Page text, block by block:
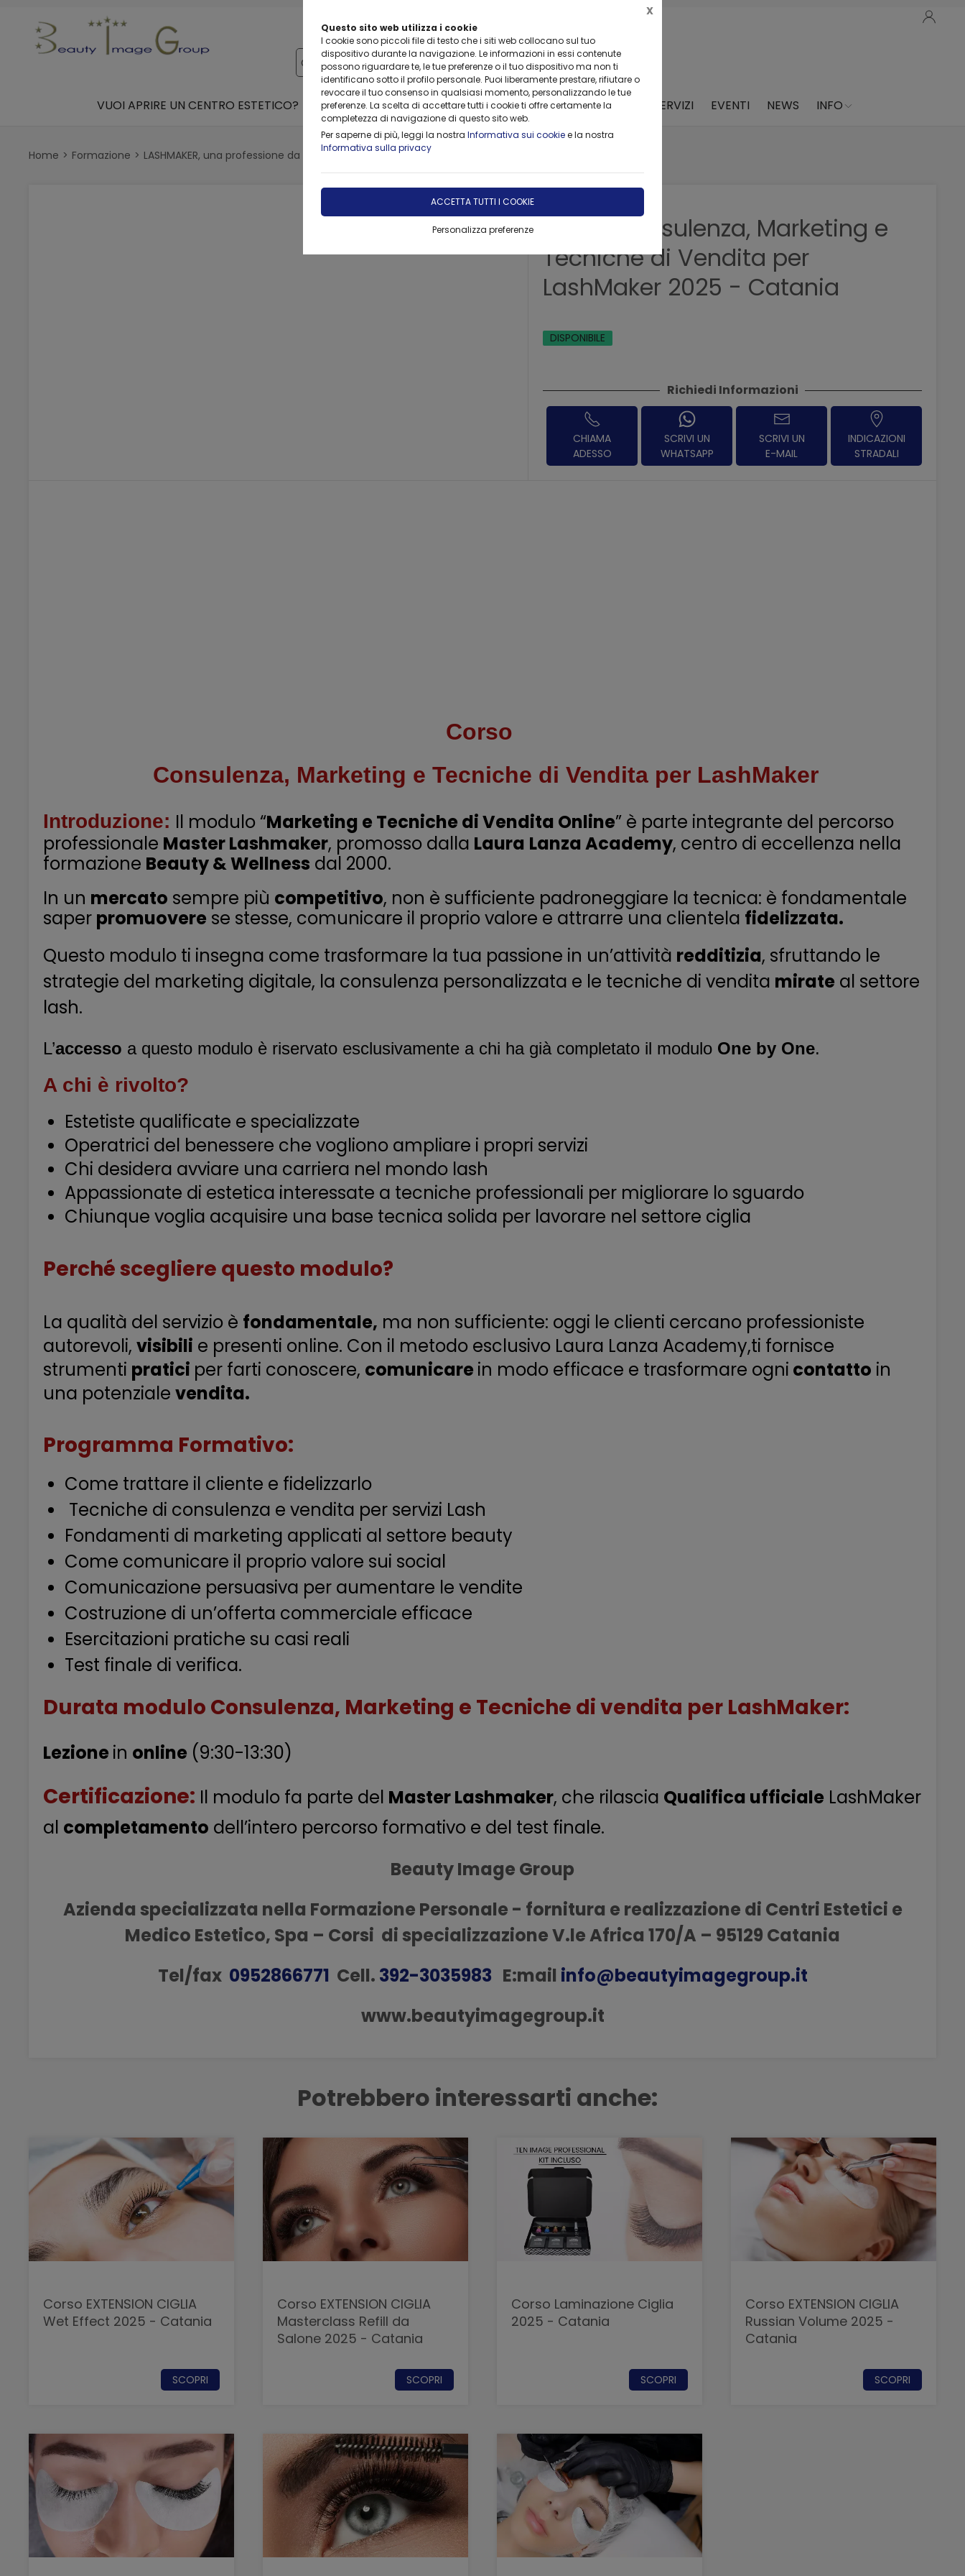
Questo sito web utilizza i cookie
I cookie sono piccoli file di testo che i siti web collocano sul tuo
dispositivo durante la navigazione. Le informazioni in essi contenute
possono riguardare te, le tue preferenze o il tuo dispositivo ma non ti
identificano sotto il profilo personale. Puoi liberamente prestare, rifiutare o
revocare il tuo consenso in qualsiasi momento, personalizzando le tue
preferenze. La scelta di accettare tutti i cookie ti offre certamente la
completezza di navigazione di questo sito web.
Per saperne di più, leggi la nostra Informativa sui cookiee la nostra
Informativa sulla privacy
ACCETTA TUTTI I COOKIE
Personalizza preferenze
X
VUOI APRIRE UN CENTRO ESTETICO? CONSULTING FORMAZIONE FORNITURE NOLEGGIO SERVIZI EVENTI NEWS INFO
Home Formazione LASHMAKER, una professione da prendere sul serio
Corso Consulenza, Marketing e
Tecniche di Vendita per
LashMaker 2025 - Catania
DISPONIBILE
Richiedi Informazioni
CHIAMA
ADESSO
SCRIVI UN
WHATSAPP
SCRIVI UN
E-MAIL
INDICAZIONI
STRADALI
Corso
Consulenza, Marketing e Tecniche di Vendita per LashMaker
Introduzione: Il modulo “Marketing e Tecniche di Vendita Online” è parte integrante del percorso
professionale Master Lashmaker, promosso dalla Laura Lanza Academy, centro di eccellenza nella
formazione Beauty & Wellness dal 2000.
In un mercato sempre più competitivo, non è sufficiente padroneggiare la tecnica: è fondamentale
saper promuovere se stesse, comunicare il proprio valore e attrarre una clientela fidelizzata.
Questo modulo ti insegna come trasformare la tua passione in un’attività redditizia, sfruttando le
strategie del marketing digitale, la consulenza personalizzata e le tecniche di vendita mirate al settore
lash.
L’accesso a questo modulo è riservato esclusivamente a chi ha già completato il modulo One by One.
A chi è rivolto?
Estetiste qualificate e specializzate
Operatrici del benessere che vogliono ampliare i propri servizi
Chi desidera avviare una carriera nel mondo lash
Appassionate di estetica interessate a tecniche professionali per migliorare lo sguardo
Chiunque voglia acquisire una base tecnica solida per lavorare nel settore ciglia
Perché scegliere questo modulo?
La qualità del servizio è fondamentale, ma non sufficiente: oggi le clienti cercano professioniste
autorevoli, visibili e presenti online. Con il metodo esclusivo Laura Lanza Academy,ti fornisce
strumenti pratici per farti conoscere, comunicare in modo efficace e trasformare ogni contatto in
una potenziale vendita.
Programma Formativo:
Come trattare il cliente e fidelizzarlo
Tecniche di consulenza e vendita per servizi Lash
Fondamenti di marketing applicati al settore beauty
Come comunicare il proprio valore sui social
Comunicazione persuasiva per aumentare le vendite
Costruzione di un’offerta commerciale efficace
Esercitazioni pratiche su casi reali
Test finale di verifica.
Durata modulo Consulenza, Marketing e Tecniche di vendita per LashMaker:
Lezione in online (9:30-13:30)
Certificazione: Il modulo fa parte del Master Lashmaker, che rilascia Qualifica ufficiale LashMaker
al completamento dell’intero percorso formativo e del test finale.
Beauty Image Group
Azienda specializzata nella Formazione Personale - fornitura e realizzazione di Centri Estetici e
Medico Estetico, Spa – Corsi di specializzazione V.le Africa 170/A – 95129 Catania
Tel/fax 0952866771 Cell. 392-3035983 E:mail info@beautyimagegroup.it
www.beautyimagegroup.it
Potrebbero interessarti anche:
Corso EXTENSION CIGLIA
Wet Effect 2025 - Catania
SCOPRI
Corso EXTENSION CIGLIA
Masterclass Refill da
Salone 2025 - Catania
SCOPRI
Corso Laminazione Ciglia
2025 - Catania
SCOPRI
Corso EXTENSION CIGLIA
Russian Volume 2025 -
Catania
SCOPRI